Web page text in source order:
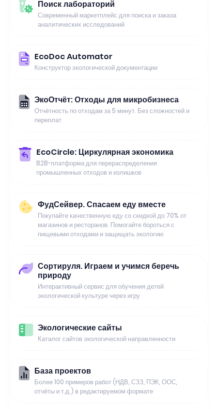
Поиск лабораторий
Современный маркетплейс для поиска и заказа
аналитических исследований
EcoDoc Automator
Конструктор экологической документации
ЭкоОтчёт: Отходы для микробизнеса
Отчётность по отходам за 5 минут. Без сложностей и
переплат
EcoCircle: Циркулярная экономика
B2B-платформа для перераспределения
промышленных отходов и излишков
ФудСейвер. Спасаем еду вместе
Покупайте качественную еду со скидкой до 70% от
магазинов и ресторанов. Помогайте бороться с
пищевыми отходами и защищать экологию
Сортируля. Играем и учимся беречь
природу
Интерактивный сервис для обучения детей
экологической культуре через игру
Экологические сайты
Каталог сайтов экологической направленности
База проектов
Более 100 примеров работ (НДВ, СЗЗ, ПЭК, ООС,
отчёты и т.д.) в редактируемом формате